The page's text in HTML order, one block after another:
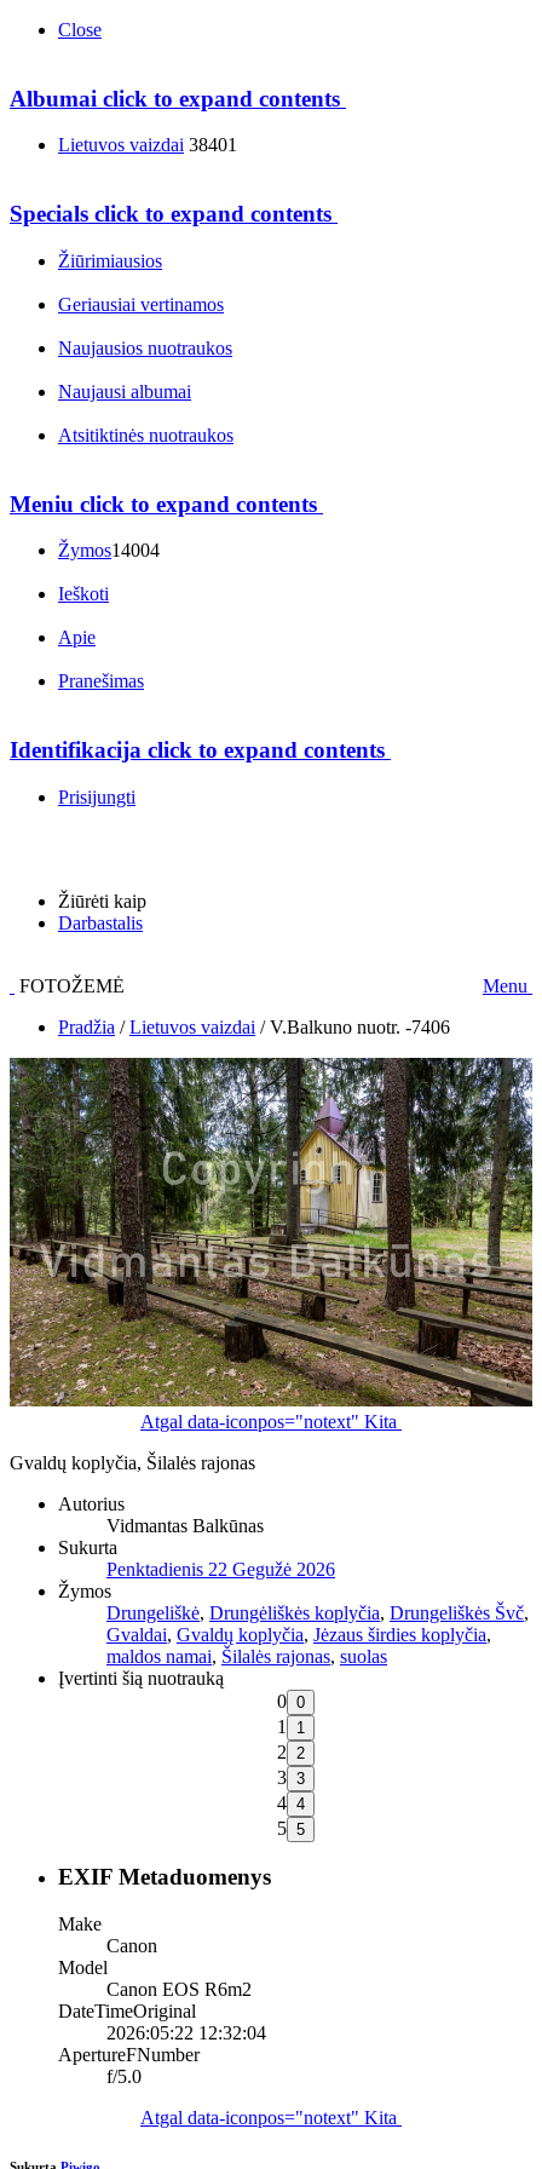
Close
Albumai click to expand contents
Lietuvos vaizdai 38401
Specials click to expand contents
Žiūrimiausios
Geriausiai vertinamos
Naujausios nuotraukos
Naujausi albumai
Atsitiktinės nuotraukos
Meniu click to expand contents
Žymos14004
Ieškoti
Apie
Pranešimas
Identifikacija click to expand contents
Prisijungti
Žiūrėti kaip
Darbastalis
FOTOŽEMĖ
Menu
Pradžia /Lietuvos vaizdai /V.Balkuno nuotr. -7406
Atgal data-iconpos="notext" Kita
Gvaldų koplyčia, Šilalės rajonas
Autorius
Vidmantas Balkūnas
Sukurta
Penktadienis 22 Gegužė 2026
Žymos
Drungeliškė, Drungėliškės koplyčia, Drungeliškės Švč,
Gvaldai, Gvaldų koplyčia, Jėzaus širdies koplyčia,
maldos namai, Šilalės rajonas, suolas
Įvertinti šią nuotrauką
0
1
2
3
4
5
EXIF Metaduomenys
Make
Canon
Model
Canon EOS R6m2
DateTimeOriginal
2026:05:22 12:32:04
ApertureFNumber
f/5.0
Atgal data-iconpos="notext" Kita